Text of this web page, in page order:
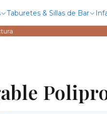
Taburetes & Sillas de Bar